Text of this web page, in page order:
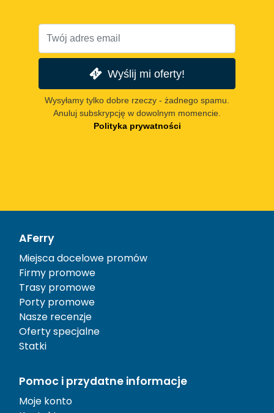
Wyślij mi oferty!
Wysyłamy tylko dobre rzeczy - żadnego spamu.
Anuluj subskrypcję w dowolnym momencie.
Polityka prywatności
AFerry
Miejsca docelowe promów
Firmy promowe
Trasy promowe
Porty promowe
Nasze recenzje
Oferty specjalne
Statki
Pomoc i przydatne informacje
Moje konto